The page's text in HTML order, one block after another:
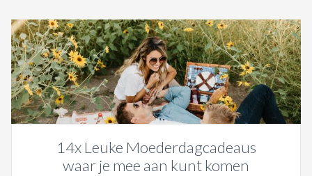
14x Leuke Moederdagcadeaus
waar je mee aan kunt komen